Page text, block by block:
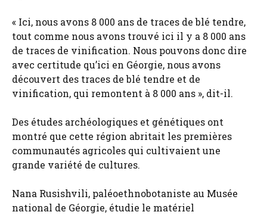
« Ici, nous avons 8 000 ans de traces de blé tendre,
tout comme nous avons trouvé ici il y a 8 000 ans
de traces de vinification. Nous pouvons donc dire
avec certitude qu’ici en Géorgie, nous avons
découvert des traces de blé tendre et de
vinification, qui remontent à 8 000 ans », dit-il.
Des études archéologiques et génétiques ont
montré que cette région abritait les premières
communautés agricoles qui cultivaient une
grande variété de cultures.
Nana Rusishvili, paléoethnobotaniste au Musée
national de Géorgie, étudie le matériel